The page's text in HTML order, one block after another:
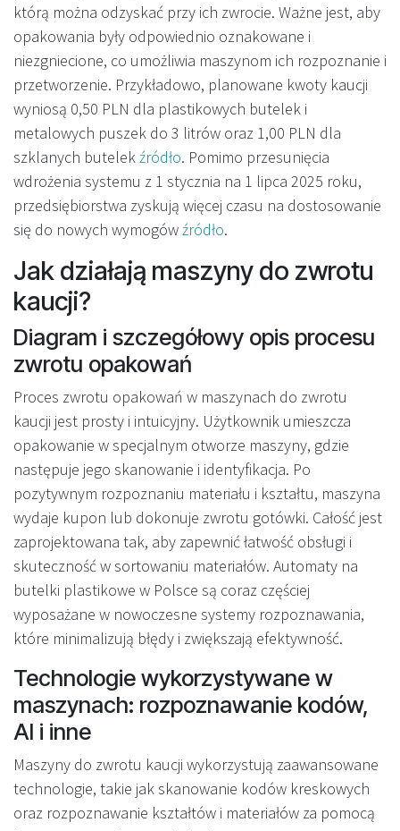
którą można odzyskać przy ich zwrocie. Ważne jest, aby
opakowania były odpowiednio oznakowane i
niezgniecione, co umożliwia maszynom ich rozpoznanie i
przetworzenie. Przykładowo, planowane kwoty kaucji
wyniosą 0,50 PLN dla plastikowych butelek i
metalowych puszek do 3 litrów oraz 1,00 PLN dla
szklanych butelek źródło. Pomimo przesunięcia
wdrożenia systemu z 1 stycznia na 1 lipca 2025 roku,
przedsiębiorstwa zyskują więcej czasu na dostosowanie
się do nowych wymogów źródło.
Jak działają maszyny do zwrotu
kaucji?
Diagram i szczegółowy opis procesu
zwrotu opakowań
Proces zwrotu opakowań w maszynach do zwrotu
kaucji jest prosty i intuicyjny. Użytkownik umieszcza
opakowanie w specjalnym otworze maszyny, gdzie
następuje jego skanowanie i identyfikacja. Po
pozytywnym rozpoznaniu materiału i kształtu, maszyna
wydaje kupon lub dokonuje zwrotu gotówki. Całość jest
zaprojektowana tak, aby zapewnić łatwość obsługi i
skuteczność w sortowaniu materiałów. Automaty na
butelki plastikowe w Polsce są coraz częściej
wyposażane w nowoczesne systemy rozpoznawania,
które minimalizują błędy i zwiększają efektywność.
Technologie wykorzystywane w
maszynach: rozpoznawanie kodów,
AI i inne
Maszyny do zwrotu kaucji wykorzystują zaawansowane
technologie, takie jak skanowanie kodów kreskowych
oraz rozpoznawanie kształtów i materiałów za pomocą